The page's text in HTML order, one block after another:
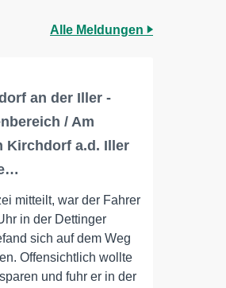
Alle Meldungen
an der Iller -
/ Am
Kirchdorf a.d. Iller
mitteilt, war der Fahrer
in der Dettinger
sich auf dem Weg
Offensichtlich wollte
und fuhr er in der